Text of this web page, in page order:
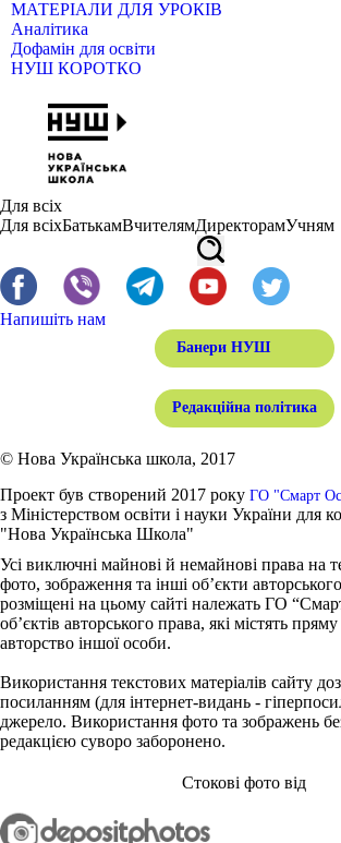
МАТЕРІАЛИ ДЛЯ УРОКІВ
Аналітика
Дофамін для освіти
НУШ КОРОТКО
Для всіх
Для всіхБатькамВчителямДиректорамУчням
Напишіть нам
Банери НУШ
Редакційна політика
© Нова Українська школа, 2017
Проект був створений 2017 року ГО "Смарт
з Міністерством освіти і науки України для
"Нова Українська Школа"
Усі виключні майнові й немайнові права на
фото, зображення та інші об’єкти
розміщені на цьому сайті належать ГО
об’єктів авторського права, які містять
авторство іншої особи.
Використання текстових матеріалів сайту
посиланням (для інтернет-видань -
джерело. Використання фото та зображень
редакцією суворо заборонено.
Стокові фото від